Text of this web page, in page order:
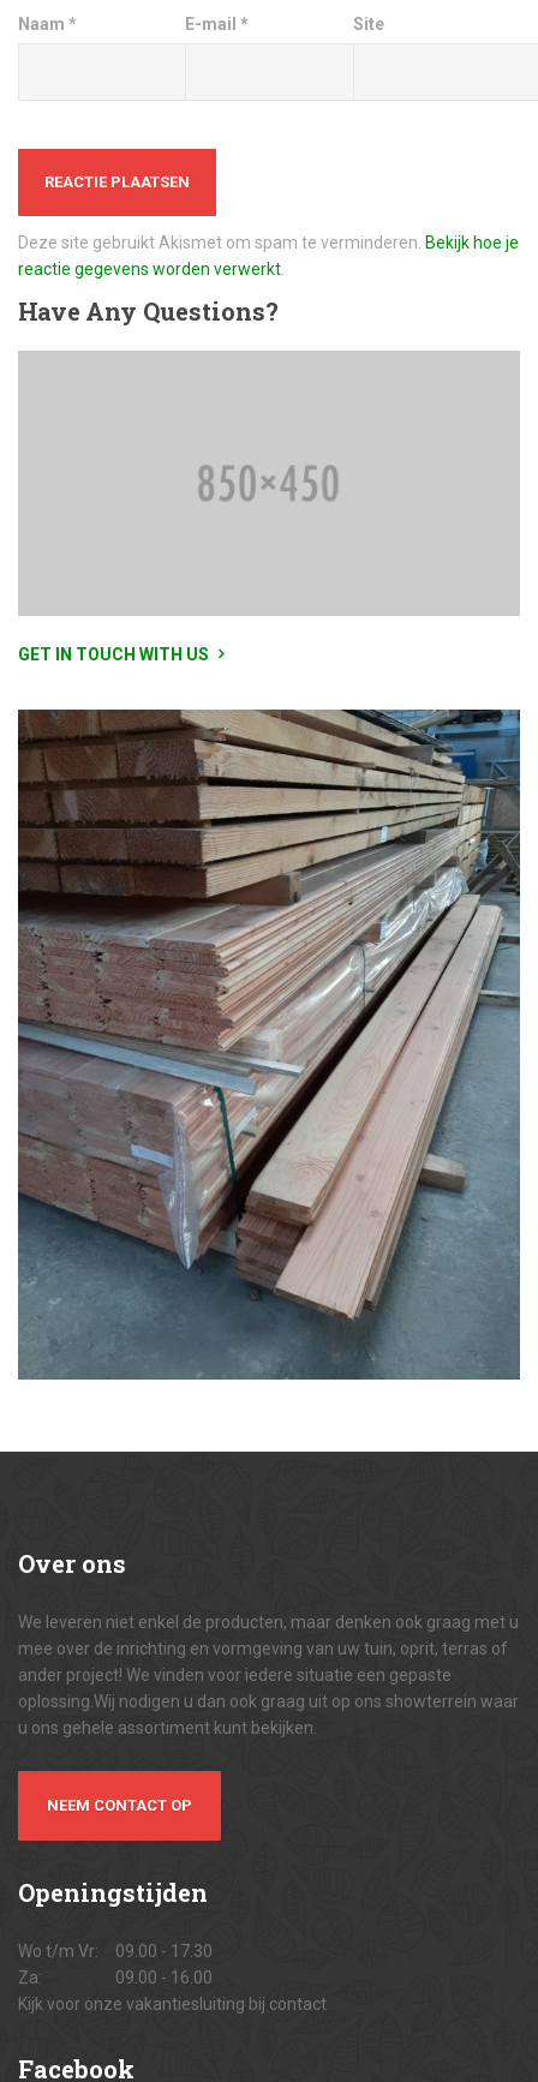
Naam * E-mail* Site
Deze site gebruikt Akismet om spam te verminderen. Bekijk hoe je
reactie gegevens worden verwerkt
HaveAny Questions?
GET IN TOUCH WITH US
Over ons
We leveren niet enkel de producten, maar denken ook graag met u
mee over de inrichting en vormgeving van uw tuin, oprit, terras of
ander project! We vinden voor iedere situatie een gepaste
oplossing.Wij nodigen u dan ook graag uit op ons showterrein waar
u ons gehele assortiment kunt bekijken.
NEEM CONTACT OP
Openingstijden
Wo t/m Vr:
09.00 - 17.30
Za:
09.00 - 16.00
Kijk voor onze vakantiesluiting bij contact
Facebook